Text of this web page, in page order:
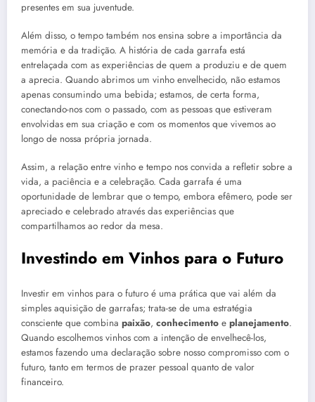
presentes em sua juventude.
Além disso, o tempo também nos ensina sobre a importância da
memória e da tradição. A história de cada garrafa está
entrelaçada com as experiências de quem a produziu e de quem
a aprecia. Quando abrimos um vinho envelhecido, não estamos
apenas consumindo uma bebida; estamos, de certa forma,
conectando-nos com o passado, com as pessoas que estiveram
envolvidas em sua criação e com os momentos que vivemos ao
longo de nossa própria jornada.
Assim, a relação entre vinho e tempo nos convida a refletir sobre a
vida, a paciência e a celebração. Cada garrafa é uma
oportunidade de lembrar que o tempo, embora efêmero, pode ser
apreciado e celebrado através das experiências que
compartilhamos ao redor da mesa.
Investindo em Vinhos para o Futuro
Investir em vinhos para o futuro é uma prática que vai além da
simples aquisição de garrafas; trata-se de uma estratégia
consciente que combina paixão, conhecimento e planejamento.
Quando escolhemos vinhos com a intenção de envelhecê-los,
estamos fazendo uma declaração sobre nosso compromisso com o
futuro, tanto em termos de prazer pessoal quanto de valor
financeiro.